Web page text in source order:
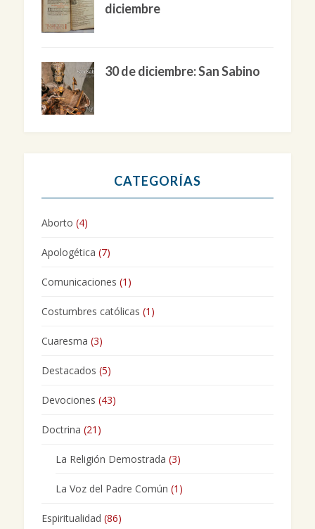
diciembre
30 de diciembre: San Sabino
CATEGORÍAS
Aborto (4)
Apologética (7)
Comunicaciones (1)
Costumbres católicas (1)
Cuaresma (3)
Destacados (5)
Devociones (43)
Doctrina (21)
La Religión Demostrada (3)
La Voz del Padre Común (1)
Espiritualidad (86)